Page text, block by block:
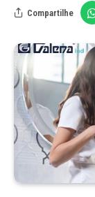
Compartilhe